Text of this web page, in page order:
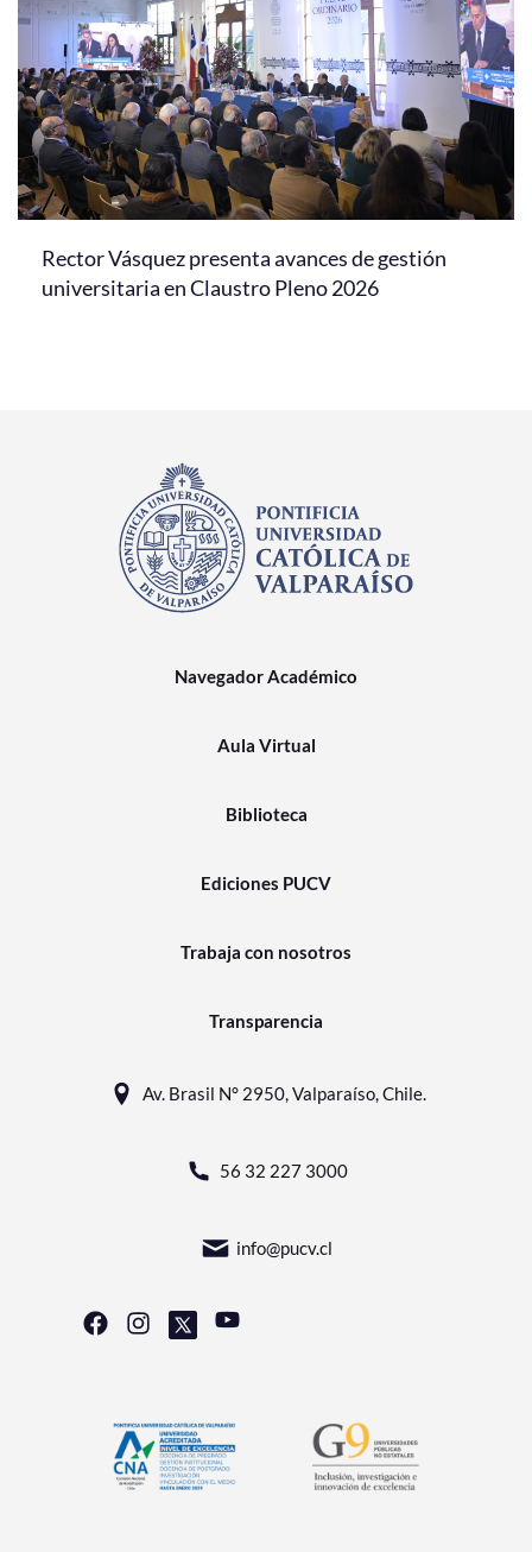
Rector Vásquez presenta avances de gestión
universitaria en Claustro Pleno 2026
Navegador Académico
Aula Virtual
Biblioteca
Ediciones PUCV
Trabaja con nosotros
Transparencia
Av. Brasil N° 2950, Valparaíso, Chile.
56 32 227 3000
info@pucv.cl